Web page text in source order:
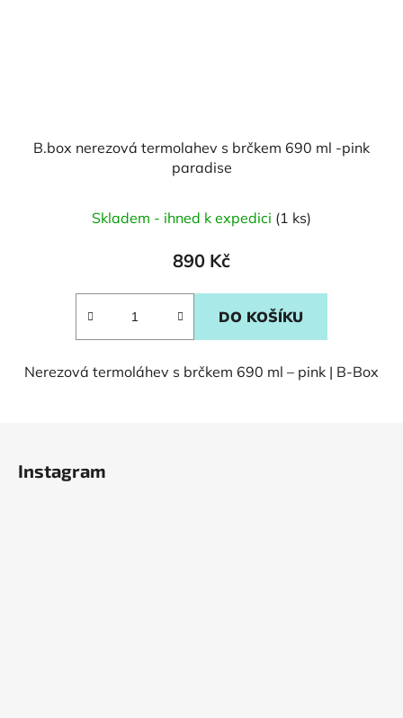
B.box nerezová termolahev s brčkem 690 ml -pink
paradise
Skladem - ihned k expedici (1 ks)
890 Kč
DO KOŠÍKU
Nerezová termoláhev s brčkem 690 ml – pink | B-Box
Instagram